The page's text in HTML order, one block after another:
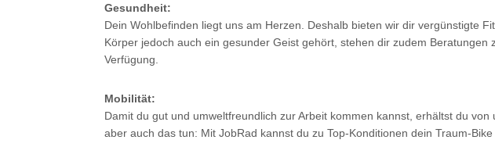
Gesundheit:
Dein Wohlbefinden liegt uns am Herzen. Deshalb bieten wir dir vergünstigte
Körper jedoch auch ein gesunder Geist gehört, stehen dir zudem
Verfügung.
Mobilität:
Damit du gut und umweltfreundlich zur Arbeit kommen kannst, erhältst du
aber auch das tun: Mit JobRad kannst du zu Top-Konditionen dein Traum-Bike